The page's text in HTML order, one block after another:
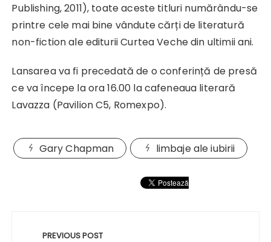
Publishing, 2011), toate aceste titluri numărându-se
printre cele mai bine vândute cărți de literatură
non-fiction ale editurii Curtea Veche din ultimii ani.
Lansarea va fi precedată de o conferință de presă
ce va începe la ora 16.00 la cafeneaua literară
Lavazza (Pavilion C5, Romexpo).
Gary Chapman limbaje ale iubirii
PREVIOUS POST